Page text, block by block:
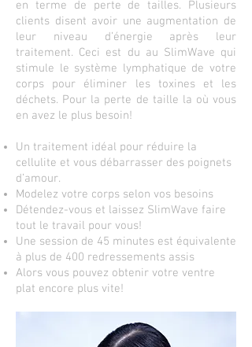
en terme de perte de tailles. Plusieurs
clients disent avoir une augmentation de
leur niveau d’énergie après leur
traitement. Ceci est du au SlimWave qui
stimule le système lymphatique de votre
corps pour éliminer les toxines et les
déchets. Pour la perte de taille lа où vous
en avez le plus besoin!
Un traitement idéal pour réduire la
cellulite et vous débarrasser des poignets
d’amour.
Modelez votre corps selon vos besoins
Détendez-vous et laissez SlimWave faire
tout le travail pour vous!
Une session de 45 minutes est équivalente
à plus de 400 redressements assis
Alors vous pouvez obtenir votre ventre
plat encore plus vite!